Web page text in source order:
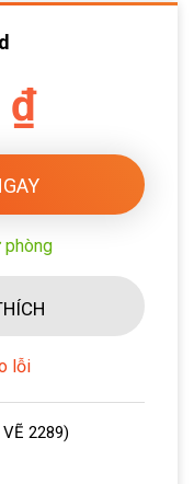
₫
phòng
lỗi
2289)